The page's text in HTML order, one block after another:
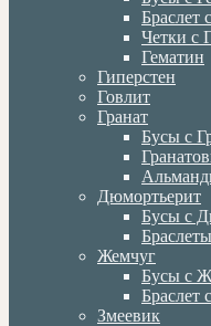
Браслет
Четки с
Гематин
Гиперстен
Говлит
Гранат
Бусы с
Дюмортьерит
Бусы с
Жемчуг
Бусы с
Браслет
Змеевик